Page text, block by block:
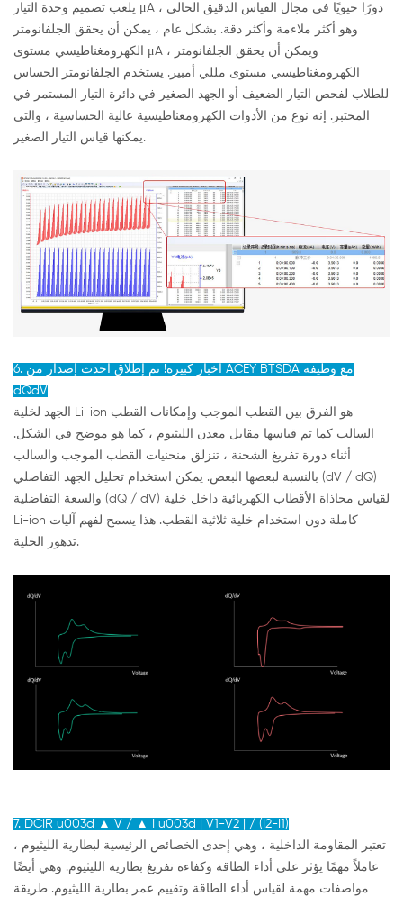
يلعب تصميم وحدة التيار μA دورًا حيويًا في مجال القياس الدقيق الحالي ،
وهو أكثر ملاءمة وأكثر دقة. بشكل عام ، يمكن أن يحقق الجلفانومتر
الكهرومغناطيسي مستوى μA ، ويمكن أن يحقق الجلفانومتر
الكهرومغناطيسي مستوى مللي أمبير. يستخدم الجلفانومتر الحساس
للطلاب لفحص التيار الضعيف أو الجهد الصغير في دائرة التيار المستمر في
المختبر. إنه نوع من الأدوات الكهرومغناطيسية عالية الحساسية ، والتي
يمكنها قياس التيار الصغير.
6. أخبار كبيرة! تم إطلاق أحدث إصدار من ACEY BTSDA مع وظيفة
dQdV
الجهد لخلية Li-ion هو الفرق بين القطب الموجب وإمكانات القطب
السالب كما تم قياسها مقابل معدن الليثيوم ، كما هو موضح في الشكل.
أثناء دورة تفريغ الشحنة ، تنزلق منحنيات القطب الموجب والسالب
بالنسبة لبعضها البعض. يمكن استخدام تحليل الجهد التفاضلي (dV / dQ)
والسعة التفاضلية (dQ / dV) لقياس محاذاة الأقطاب الكهربائية داخل خلية
Li-ion كاملة دون استخدام خلية ثلاثية القطب. هذا يسمح لفهم آليات
تدهور الخلية.
7. DCIR u003d ▲ V / ▲ I u003d | V1-V2 | / (I2-I1)
تعتبر المقاومة الداخلية ، وهي إحدى الخصائص الرئيسية لبطارية الليثيوم ،
عاملاً مهمًا يؤثر على أداء الطاقة وكفاءة تفريغ بطارية الليثيوم. وهي أيضًا
مواصفات مهمة لقياس أداء الطاقة وتقييم عمر بطارية الليثيوم. طريقة